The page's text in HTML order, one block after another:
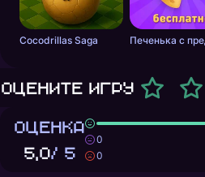
Cocodrillas Saga
Оцените игру
ОЦЕНКА
5,0/ 5
0
0